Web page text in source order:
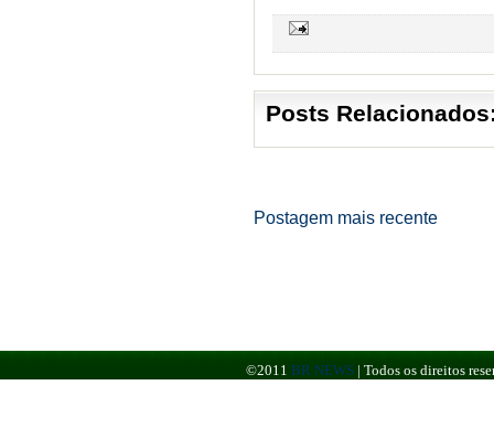
Posts
Postagem mais recente
©2011 BR NEWS | Todos os direitos